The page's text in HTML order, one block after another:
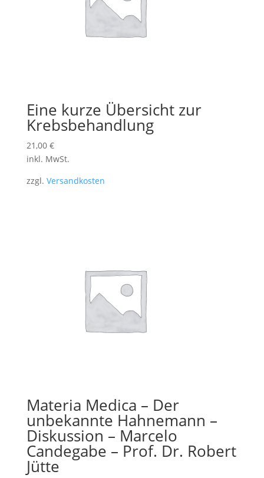
Eine kurze Übersicht zur
Krebsbehandlung
21,00 €
inkl. MwSt.
zzgl. Versandkosten
Materia Medica – Der
unbekannte Hahnemann –
Diskussion – Marcelo
Candegabe – Prof. Dr. Robert
Jütte